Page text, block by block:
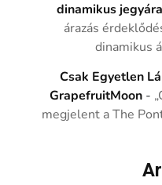
dinamikus
árazás
dinamikus
Csak Egyetlen
GrapefruitMoon -
megjelent a The